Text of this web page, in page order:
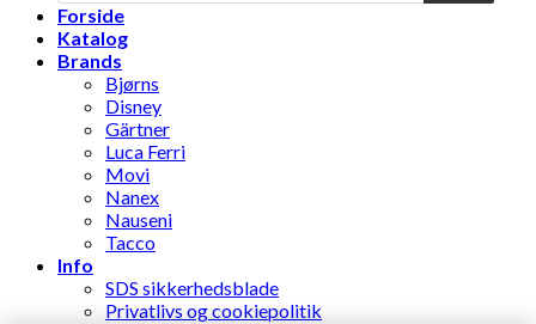
Forside
Katalog
Brands
Bjørns
Disney
Gärtner
Luca Ferri
Movi
Nanex
Nauseni
Tacco
Info
SDS sikkerhedsblade
Privatlivs og cookiepolitik